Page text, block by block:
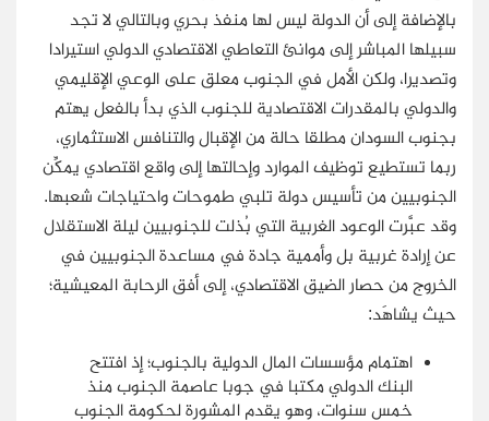
بالإضافة إلى أن الدولة ليس لها منفذ بحري وبالتالي لا تجد
سبيلها المباشر إلى موانئ التعاطي الاقتصادي الدولي استيرادا
وتصديرا، ولكن الأمل في الجنوب معلق على الوعي الإقليمي
والدولي بالمقدرات الاقتصادية للجنوب الذي بدأ بالفعل يهتم
بجنوب السودان مطلقا حالة من الإقبال والتنافس الاستثماري،
ربما تستطيع توظيف الموارد وإحالتها إلى واقع اقتصادي يمكِّن
الجنوبيين من تأسيس دولة تلبي طموحات واحتياجات شعبها.
وقد عبَّرت الوعود الغربية التي بُذلت للجنوبيين ليلة الاستقلال
عن إرادة غربية بل وأممية جادة في مساعدة الجنوبيين في
الخروج من حصار الضيق الاقتصادي، إلى أفق الرحابة المعيشية؛
حيث يشاهَد:
اهتمام مؤسسات المال الدولية بالجنوب؛ إذ افتتح
البنك الدولي مكتبا في جوبا عاصمة الجنوب منذ
خمس سنوات، وهو يقدم المشورة لحكومة الجنوب